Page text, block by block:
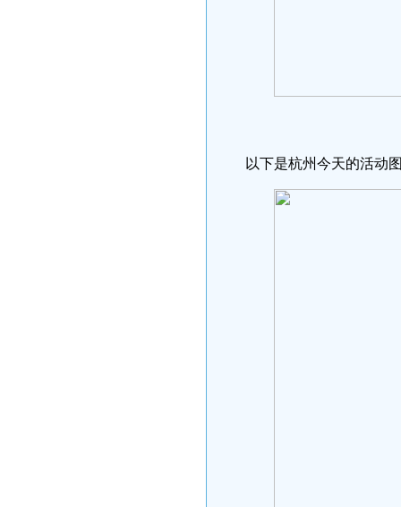
以下是杭州今天的活动